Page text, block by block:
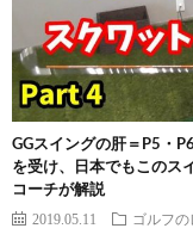
GGスイングの肝＝P5・
を受け、日本でもこのス
コーチが解説
2019.05.11 ゴルフ